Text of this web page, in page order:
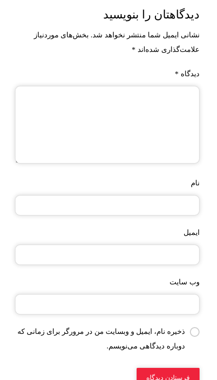
دیدگاهتان را بنویسید
نشانی ایمیل شما منتشر نخواهد شد. بخش‌های موردنیاز
علامت‌گذاری شده‌اند *
دیدگاه *
نام
ایمیل
وب‌ سایت
ذخیره نام، ایمیل و وبسایت من در مرورگر برای زمانی که
دوباره دیدگاهی می‌نویسم.